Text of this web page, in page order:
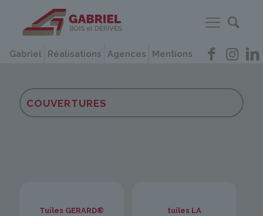
Gabriel Réalisations Agences Mentions
COUVERTURES
Tuiles GERARD®
tuiles LA